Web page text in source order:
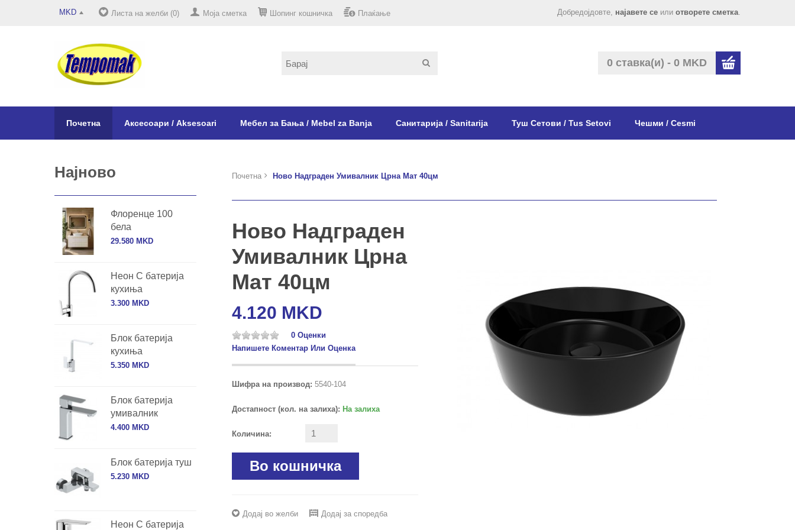
MKD Добредојдовте, најавете се или отворете сметка.
Листа на желби (0) Моја сметка Шопинг кошничка Плаќање
0 ставка(и) - 0 MKD
Почетна Аксесоари / Aksesoari Мебел за Бања / Mebel za Banja Санитарија / Sanitarija Туш Сетови / Tus Setovi Чешми / Cesmi
Најново
Флоренце 100
бела
29.580 MKD
Неон С батерија
кухиња
3.300 MKD
Блок батерија
кухиња
5.350 MKD
Блок батерија
умивалник
4.400 MKD
Блок батерија туш
5.230 MKD
Неон С батерија
Почетна Ново Надграден Умивалник Црна Мат 40цм
Ново Надграден
Умивалник Црна
Мат 40цм
4.120 MKD
0 Оценки
Напишете Коментар Или Оценка
Шифра на производ: 5540-104
Достапност (кол. на залиха): На залиха
Количина:
Во кошничка
Додај во желби Додај за споредба